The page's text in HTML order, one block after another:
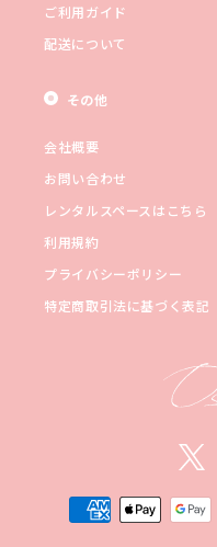
ご利用ガイド
配送について
その他
会社概要
お問い合わせ
レンタルスペースはこちら
利用規約
プライバシーポリシー
特定商取引法に基づく表記